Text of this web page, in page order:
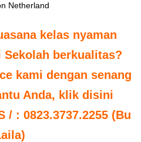
Netherland
kelas nyaman
Sekolah berkualitas?
kami dengan senang
Anda, klik disini
/ : 0823.3737.2255 (Bu